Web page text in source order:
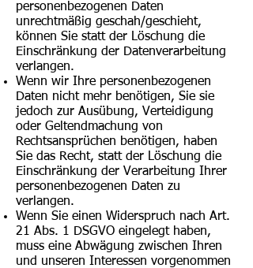
personenbezogenen Daten
unrechtmäßig geschah/geschieht,
können Sie statt der Löschung die
Einschränkung der Datenverarbeitung
verlangen.
Wenn wir Ihre personenbezogenen
Daten nicht mehr benötigen, Sie sie
jedoch zur Ausübung, Verteidigung
oder Geltendmachung von
Rechtsansprüchen benötigen, haben
Sie das Recht, statt der Löschung die
Einschränkung der Verarbeitung Ihrer
personenbezogenen Daten zu
verlangen.
Wenn Sie einen Widerspruch nach Art.
21 Abs. 1 DSGVO eingelegt haben,
muss eine Abwägung zwischen Ihren
und unseren Interessen vorgenommen